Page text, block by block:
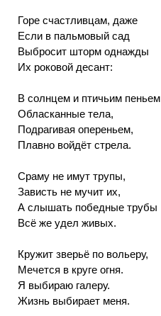
Горе счастливцам, даже
Если в пальмовый сад
Выбросит шторм однажды
Их роковой десант:
В солнцем и птичьим пеньем
Обласканные тела,
Подрагивая опереньем,
Плавно войдёт стрела.
Сраму не имут трупы,
Зависть не мучит их,
А слышать победные трубы
Всё же удел живых.
Кружит зверьё по вольеру,
Мечется в круге огня.
Я выбираю галеру.
Жизнь выбирает меня.